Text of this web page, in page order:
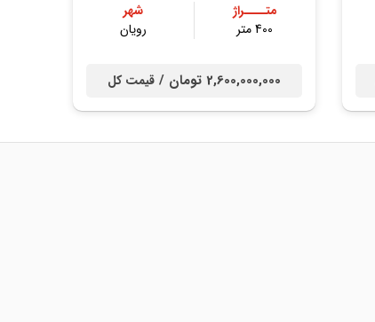
متــــراژ
400 متر
شهر
رویان
2,600,000,000 تومان / قیمت کل